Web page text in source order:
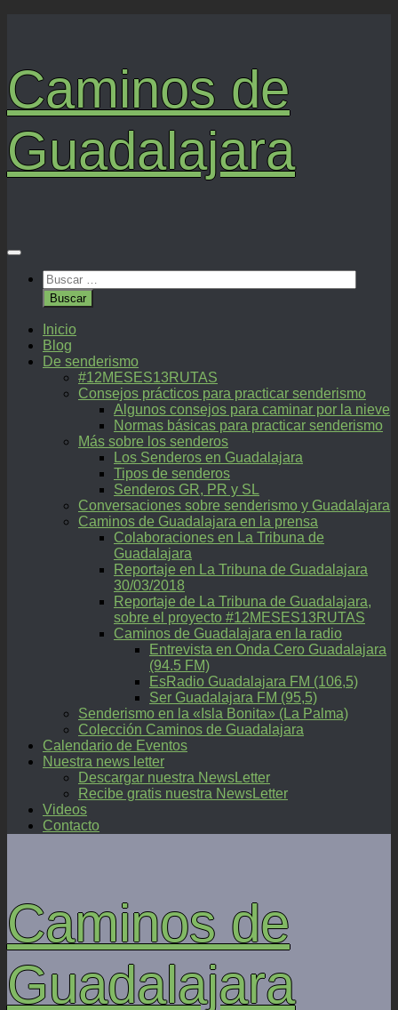
Caminos de
Guadalajara
Buscar:
Inicio
Blog
De senderismo
#12MESES13RUTAS
Consejos prácticos para practicar senderismo
Algunos consejos para caminar por la nieve
Normas básicas para practicar senderismo
Más sobre los senderos
Los Senderos en Guadalajara
Tipos de senderos
Senderos GR, PR y SL
Conversaciones sobre senderismo y Guadalajara
Caminos de Guadalajara en la prensa
Colaboraciones en La Tribuna de
Guadalajara
Reportaje en La Tribuna de Guadalajara
30/03/2018
Reportaje de La Tribuna de Guadalajara,
sobre el proyecto #12MESES13RUTAS
Caminos de Guadalajara en la radio
Entrevista en Onda Cero Guadalajara
(94.5 FM)
EsRadio Guadalajara FM (106,5)
Ser Guadalajara FM (95,5)
Senderismo en la «Isla Bonita» (La Palma)
Colección Caminos de Guadalajara
Calendario de Eventos
Nuestra news letter
Descargar nuestra NewsLetter
Recibe gratis nuestra NewsLetter
Videos
Contacto
Caminos de
Guadalajara